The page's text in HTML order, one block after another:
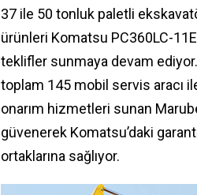
37 ile 50 tonluk paletli
ürünleri Komatsu PC360LC-
teklifler sunmaya devam
toplam 145 mobil servis aracı
onarım hizmetleri sunan
güvenerek Komatsu’daki
ortaklarına sağlıyor.